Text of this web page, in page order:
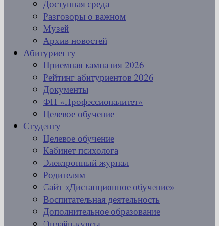
Доступная среда
Разговоры о важном
Музей
Архив новостей
Абитуриенту
Приемная кампания 2026
Рейтинг абитуриентов 2026
Документы
ФП «Профессионалитет»
Целевое обучение
Студенту
Целевое обучение
Кабинет психолога
Электронный журнал
Родителям
Сайт «Дистанционное обучение»
Воспитательная деятельность
Дополнительное образование
Онлайн-курсы